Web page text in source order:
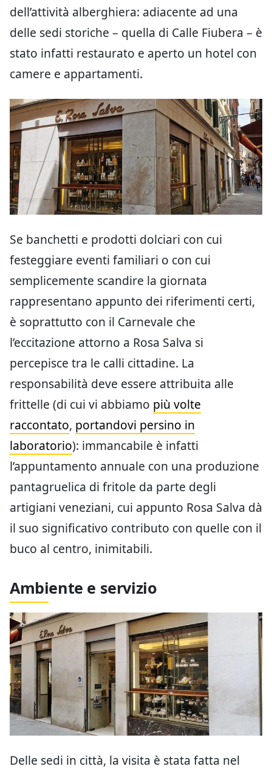
dell’attività alberghiera: adiacente ad una
delle sedi storiche – quella di Calle Fiubera – è
stato infatti restaurato e aperto un hotel con
camere e appartamenti.
Se banchetti e prodotti dolciari con cui
festeggiare eventi familiari o con cui
semplicemente scandire la giornata
rappresentano appunto dei riferimenti certi,
è soprattutto con il Carnevale che
l’eccitazione attorno a Rosa Salva si
percepisce tra le calli cittadine. La
responsabilità deve essere attribuita alle
frittelle (di cui vi abbiamo più volte
raccontato, portandovi persino in
laboratorio): immancabile è infatti
l’appuntamento annuale con una produzione
pantagruelica di fritole da parte degli
artigiani veneziani, cui appunto Rosa Salva dà
il suo significativo contributo con quelle con il
buco al centro, inimitabili.
Ambiente e servizio
Delle sedi in città, la visita è stata fatta nel